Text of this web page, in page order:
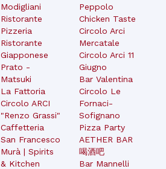
Modigliani
Ristorante
Pizzeria
Ristorante
Giapponese
Prato -
Matsuki
La Fattoria
Circolo ARCI
"Renzo Grassi"
Caffetteria
San Francesco
Murà | Spirits
& Kitchen
Peppolo
Chicken Taste
Circolo Arci
Mercatale
Circolo Arci 11
Giugno
Bar Valentina
Circolo Le
Fornaci-
Sofignano
Pizza Party
AETHER BAR
喝酒吧
Bar Mannelli